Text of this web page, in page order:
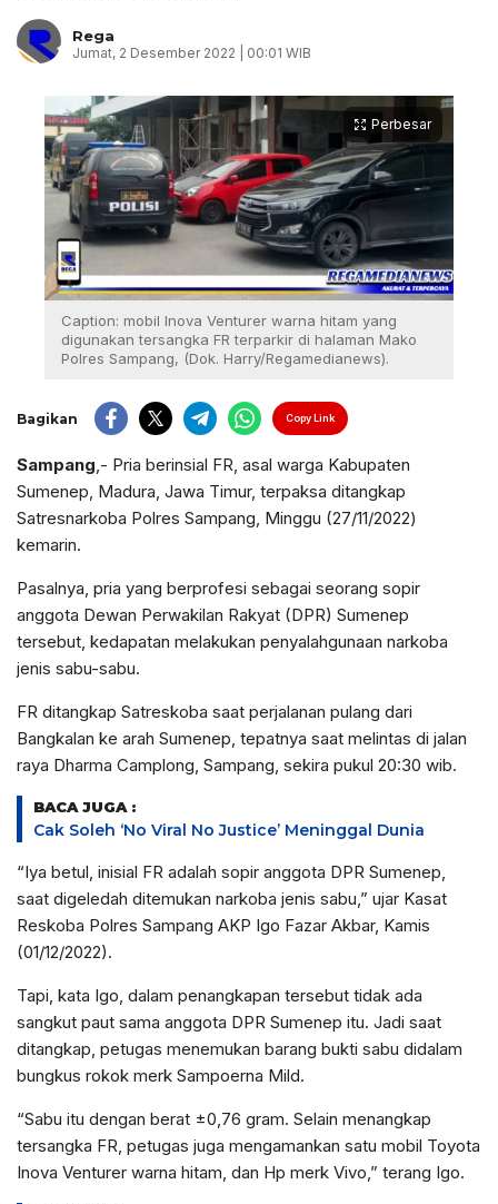
Rega
Jumat, 2 Desember 2022 | 00:01 WIB
Perbesar
Caption: mobil Inova Venturer warna hitam yang
digunakan tersangka FR terparkir di halaman Mako
Polres Sampang, (Dok. Harry/Regamedianews).
Bagikan Copy Link
Sampang,- Pria berinsial FR, asal warga Kabupaten
Sumenep, Madura, Jawa Timur, terpaksa ditangkap
Satresnarkoba Polres Sampang, Minggu (27/11/2022)
kemarin.
Pasalnya, pria yang berprofesi sebagai seorang sopir
anggota Dewan Perwakilan Rakyat (DPR) Sumenep
tersebut, kedapatan melakukan penyalahgunaan narkoba
jenis sabu-sabu.
FR ditangkap Satreskoba saat perjalanan pulang dari
Bangkalan ke arah Sumenep, tepatnya saat melintas di jalan
raya Dharma Camplong, Sampang, sekira pukul 20:30 wib.
BACA JUGA :
Cak Soleh ‘No Viral No Justice’ Meninggal Dunia
“Iya betul, inisial FR adalah sopir anggota DPR Sumenep,
saat digeledah ditemukan narkoba jenis sabu,” ujar Kasat
Reskoba Polres Sampang AKP Igo Fazar Akbar, Kamis
(01/12/2022).
Tapi, kata Igo, dalam penangkapan tersebut tidak ada
sangkut paut sama anggota DPR Sumenep itu. Jadi saat
ditangkap, petugas menemukan barang bukti sabu didalam
bungkus rokok merk Sampoerna Mild.
“Sabu itu dengan berat ±0,76 gram. Selain menangkap
tersangka FR, petugas juga mengamankan satu mobil Toyota
Inova Venturer warna hitam, dan Hp merk Vivo,” terang Igo.